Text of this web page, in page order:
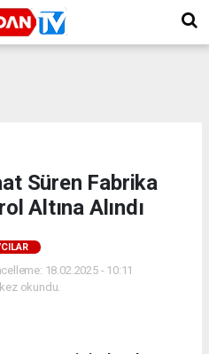
Süren Fabrika
Altına Alındı
18.02.2025 - 10:11
okundu.